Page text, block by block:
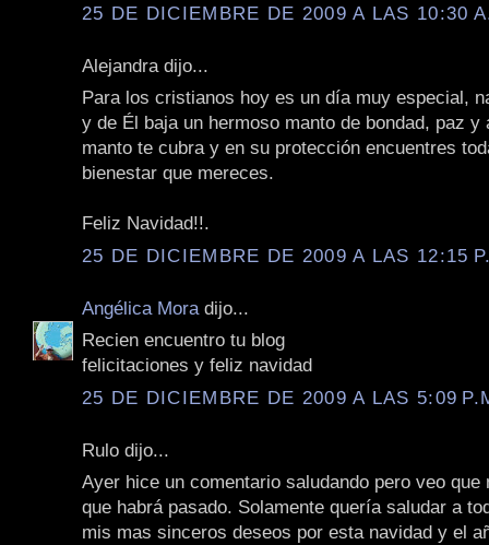
25 DE DICIEMBRE DE 2009 A LAS 10:30
Alejandra dijo...
Para los cristianos hoy es un día muy especial,
y de Él baja un hermoso manto de bondad, paz y
manto te cubra y en su protección encuentres
bienestar que mereces.
Feliz Navidad!!.
25 DE DICIEMBRE DE 2009 A LAS 12:15
Angélica Mora dijo...
Recien encuentro tu blog
felicitaciones y feliz navidad
25 DE DICIEMBRE DE 2009 A LAS 5:09
Rulo dijo...
Ayer hice un comentario saludando pero veo que
que habrá pasado. Solamente quería saludar a
mis mas sinceros deseos por esta navidad y el